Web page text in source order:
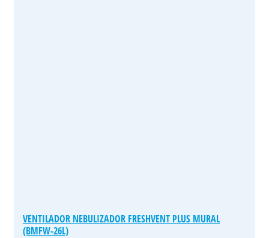
VENTILADOR NEBULIZADOR FRESHVENT PLUS MURAL
(BMFW-26L)